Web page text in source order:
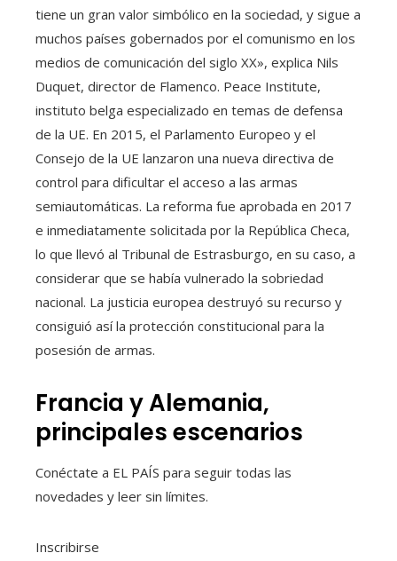
tiene un gran valor simbólico en la sociedad, y sigue a
muchos países gobernados por el comunismo en los
medios de comunicación del siglo XX», explica Nils
Duquet, director de Flamenco. Peace Institute,
instituto belga especializado en temas de defensa
de la UE. En 2015, el Parlamento Europeo y el
Consejo de la UE lanzaron una nueva directiva de
control para dificultar el acceso a las armas
semiautomáticas. La reforma fue aprobada en 2017
e inmediatamente solicitada por la República Checa,
lo que llevó al Tribunal de Estrasburgo, en su caso, a
considerar que se había vulnerado la sobriedad
nacional. La justicia europea destruyó su recurso y
consiguió así la protección constitucional para la
posesión de armas.
Francia y Alemania,
principales escenarios
Conéctate a EL PAÍS para seguir todas las
novedades y leer sin límites.
Inscribirse